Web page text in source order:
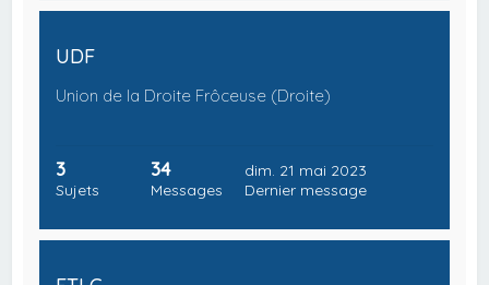
UDF
Union de la Droite Frôceuse (Droite)
3
Sujets
34
Messages
dim. 21 mai 2023
Dernier message